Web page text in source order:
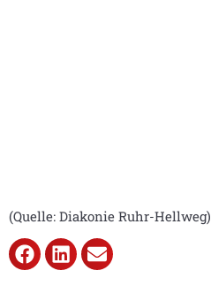
(Quelle: Diakonie Ruhr-Hellweg)